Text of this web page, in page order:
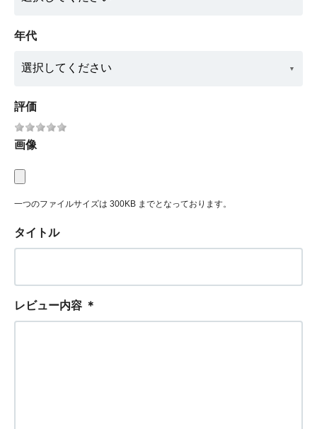
年代
評価
画像
一つのファイルサイズは 300KB までとなっております。
タイトル
レビュー内容 ＊